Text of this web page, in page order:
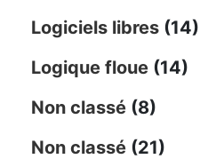
Logiciels libres (14)
Logique floue (14)
Non classé (8)
Non classé (21)